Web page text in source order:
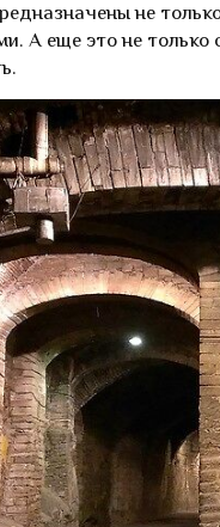
не
А еще это не только